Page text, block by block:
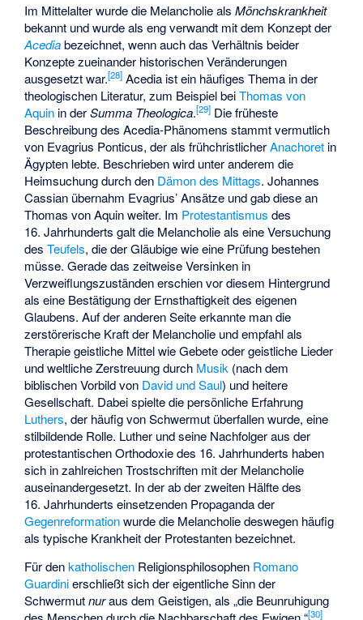
Im Mittelalter wurde die Melancholie alsMönchskrankheit
bekannt und wurde als eng verwandt mit dem Konzept der
Acediabezeichnet, wenn auch das Verhältnis beider
Konzepte zueinander historischen Veränderungen
ausgesetzt war.[28] Acedia ist ein häufiges Thema in der
theologischen Literatur, zum Beispiel beiThomas von
Aquin in derSumma Theologica.[29] Die früheste
Beschreibung des Acedia-Phänomens stammt vermutlich
von Evagrius Ponticus, der als frühchristlicherAnachoret in
Ägypten lebte. Beschrieben wird unter anderem die
Heimsuchung durch den Dämon des Mittags.Johannes
Cassian übernahm Evagrius’ Ansätze und gab diese an
Thomas von Aquin weiter. Im Protestantismus des
16. Jahrhunderts galt die Melancholie als eine Versuchung
desTeufels, die der Gläubige wie eine Prüfung bestehen
müsse. Gerade das zeitweise Versinken in
Verzweiflungszuständen erschien vor diesem Hintergrund
als eine Bestätigung der Ernsthaftigkeit des eigenen
Glaubens. Auf der anderen Seite erkannte man die
zerstörerische Kraft der Melancholie und empfahl als
Therapie geistliche Mittel wie Gebete oder geistliche Lieder
und weltliche Zerstreuung durch Musik (nach dem
biblischen Vorbild von David und Saul) und heitere
Gesellschaft. Dabei spielte die persönliche Erfahrung
Luthers, der häufig von Schwermut überfallen wurde, eine
stilbildende Rolle. Luther und seine Nachfolger aus der
protestantischen Orthodoxie des 16. Jahrhunderts haben
sich in zahlreichenTrostschriften mit der Melancholie
auseinandergesetzt. In der ab der zweiten Hälfte des
16. Jahrhunderts einsetzenden Propaganda der
Gegenreformationwurde die Melancholie deswegen häufig
als typische Krankheit der Protestanten bezeichnet.
Für denkatholischen Religionsphilosophen Romano
Guardinierschließt sich der eigentliche Sinn der
Schwermutnuraus dem Geistigen, als „die Beunruhigung
[30]